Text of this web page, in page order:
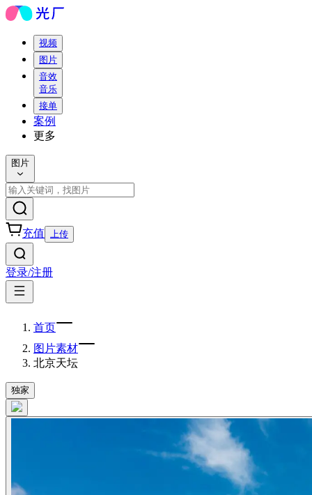
视频
图片
音效
音乐
接单
案例
更多
图片
充值 上传
登录/注册
首页
图片素材
北京天坛
独家